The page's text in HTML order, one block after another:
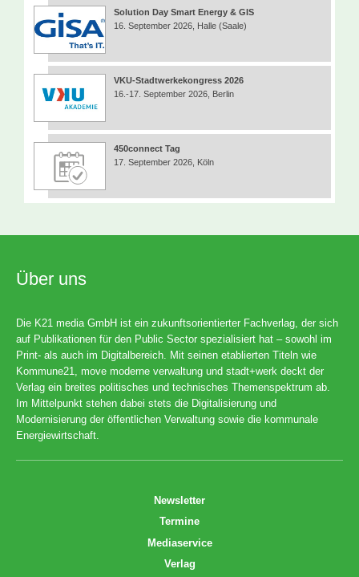
Solution Day Smart Energy & GIS
16. September 2026, Halle (Saale)
VKU-Stadtwerkekongress 2026
16.-17. September 2026, Berlin
450connect Tag
17. September 2026, Köln
Über uns
Die K21 media GmbH ist ein zukunftsorientierter Fachverlag, der sich
auf Publikationen für den Public Sector spezialisiert hat – sowohl im
Print- als auch im Digitalbereich. Mit seinen etablierten Titeln wie
Kommune21, move moderne verwaltung und stadt+werk deckt der
Verlag ein breites politisches und technisches Themenspektrum ab.
Im Mittelpunkt stehen dabei stets die Digitalisierung und
Modernisierung der öffentlichen Verwaltung sowie die kommunale
Energiewirtschaft.
Newsletter
Termine
Mediaservice
Verlag